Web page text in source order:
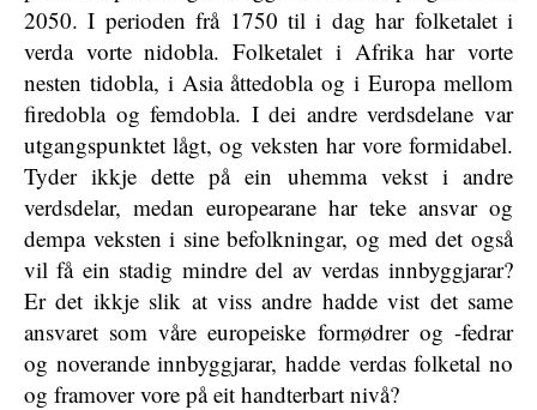
2050. I perioden frå 1750 til i dag har folketalet i
verda vorte nidobla. Folketalet i Afrika har vorte
nesten tidobla, i Asia åttedobla og i Europa mellom
firedobla og femdobla. I dei andre verdsdelane var
utgangspunktet lågt, og veksten har vore formidabel.
Tyder ikkje dette på ein uhemma vekst i andre
verdsdelar, medan europearane har teke ansvar og
dempa veksten i sine befolkningar, og med det også
vil få ein stadig mindre del av verdas innbyggjarar?
Er det ikkje slik at viss andre hadde vist det same
ansvaret som våre europeiske formødrer og -fedrar
og noverande innbyggjarar, hadde verdas folketal no
og framover vore på eit handterbart nivå?